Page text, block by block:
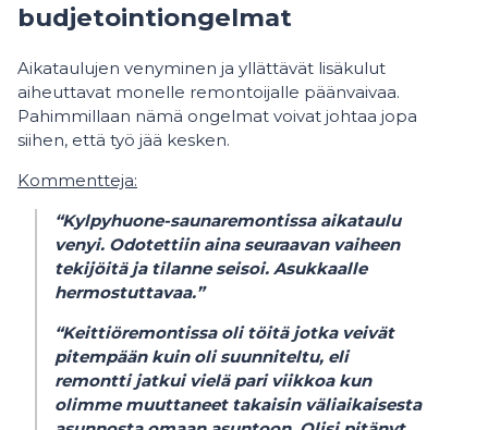
budjetointiongelmat
Aikataulujen venyminen ja yllättävät lisäkulut
aiheuttavat monelle remontoijalle päänvaivaa.
Pahimmillaan nämä ongelmat voivat johtaa jopa
siihen, että työ jää kesken.
Kommentteja:
“Kylpyhuone-saunaremontissa aikataulu
venyi. Odotettiin aina seuraavan vaiheen
tekijöitä ja tilanne seisoi. Asukkaalle
hermostuttavaa.”
“Keittiöremontissa oli töitä jotka veivät
pitempään kuin oli suunniteltu, eli
remontti jatkui vielä pari viikkoa kun
olimme muuttaneet takaisin väliaikaisesta